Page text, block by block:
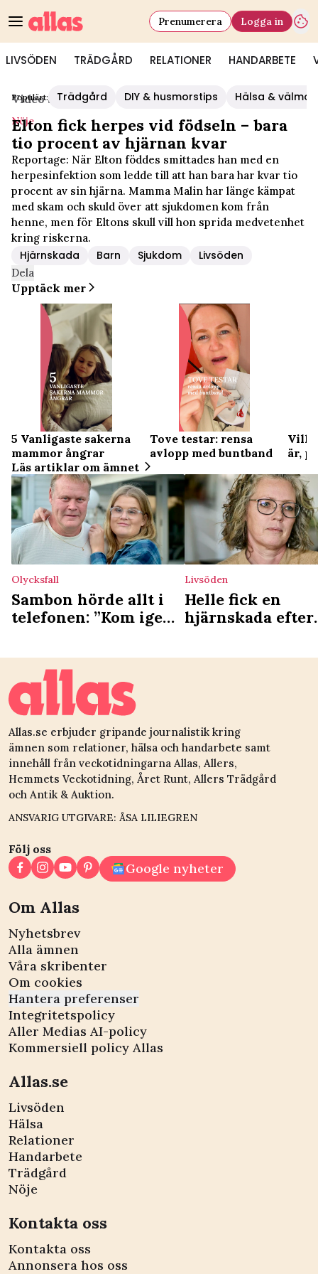
LIVSÖDEN TRÄDGÅRD RELATIONER HANDARBETE
Prenumerera Logga in
Populärt: Trädgård DIY & husmorstips Hälsa &
Video Start/Nöje
Nöje
Elton fick herpes vid födseln – bara
tio procent av hjärnan kvar
Reportage: När Elton föddes smittades han med en
herpesinfektion som ledde till att han bara har kvar tio
procent av sin hjärna. Mamma Malin har länge kämpat
med skam och skuld över att sjukdomen kom från
henne, men för Eltons skull vill hon sprida medvetenhet
kring riskerna.
Hjärnskada Barn Sjukdom Livsöden
Dela
Upptäck mer
5 Vanligaste sakerna
mammor ångrar
Tove testar: rensa
avlopp med buntband
är,
Läs artiklar om ämnet
Olycksfall
Sambon hörde allt i
telefonen: ”Kom igen
Livsöden
Helle fick en
hjärnskada efter
kunde inte gå
Allas.se erbjuder gripande journalistik kring
ämnen som relationer, hälsa och handarbete samt
innehåll från veckotidningarna Allas, Allers,
Hemmets Veckotidning, Året Runt, Allers Trädgård
och Antik & Auktion.
ANSVARIG UTGIVARE: ÅSA LILIEGREN
Följ oss
Google nyheter
Om Allas
Nyhetsbrev
Alla ämnen
Våra skribenter
Om cookies
Hantera preferenser
Integritetspolicy
Aller Medias AI-policy
Kommersiell policy Allas
Allas.se
Livsöden
Hälsa
Relationer
Handarbete
Trädgård
Nöje
Kontakta oss
Kontakta oss
Annonsera hos oss